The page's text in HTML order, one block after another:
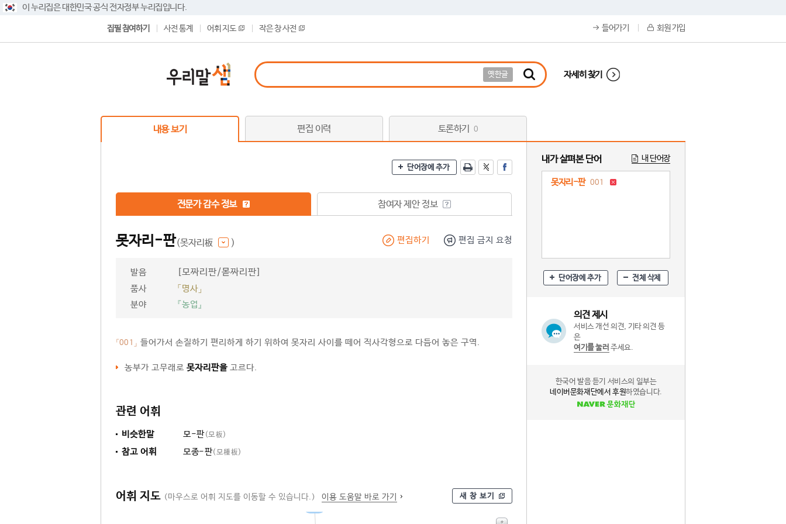
이 누리집은 대한민국 공식 전자정부 누리집입니다.
집필 참여하기 사전 통계 어휘 지도 작은 창 사전 들어가기 회원 가입
옛한글 자세히 찾기
내용 보기 편집 이력 토론하기 0
단어장에 추가
전문가 감수 정보 참여자 제안 정보
못자리-판(못자리板 ) 편집하기 편집 금지 요청
발음 [모짜리판/몯짜리판]
품사
「명사」
분야
『농업』
「001」 들어가서 손질하기 편리하게 하기 위하여 못자리 사이를 떼어 직사각형으로 다듬어 놓은 구역.
농부가 고무래로 못자리판을 고르다.
관련 어휘
비슷한말 모-판(모板)
참고 어휘 모종-판(모種板)
어휘 지도 (마우스로 어휘 지도를 이동할 수 있습니다.) 이용 도움말 바로 가기 새 창 보기
내가 살펴본 단어 내 단어장
못자리-판 001
단어장에 추가 전체 삭제
의견 제시
서비스 개선 의견, 기타 의견 등
은
여기를 눌러 주세요.
한국어 발음 듣기 서비스의 일부는
네이버문화재단에서 후원하였습니다.